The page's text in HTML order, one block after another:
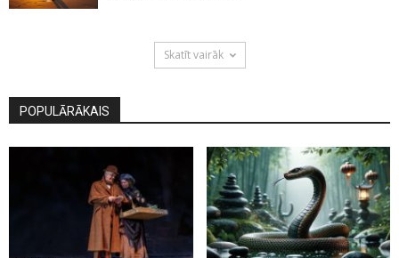
Skatīt vairāk
POPULĀRĀKAIS